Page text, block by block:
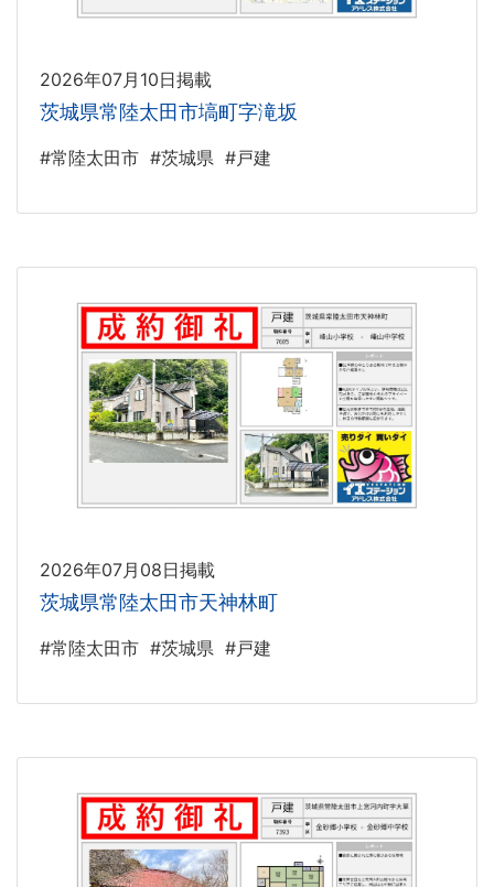
2026年07月10日掲載
茨城県常陸太田市塙町字滝坂
#常陸太田市 #茨城県 #戸建
2026年07月08日掲載
茨城県常陸太田市天神林町
#常陸太田市 #茨城県 #戸建